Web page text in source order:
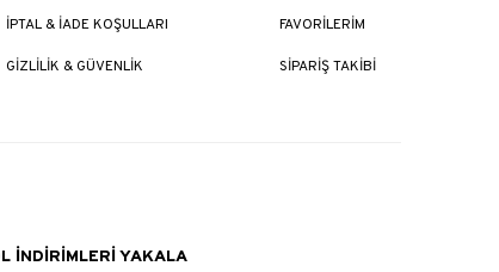
İPTAL & İADE KOŞULLARI
GİZLİLİK & GÜVENLİK
FAVORİLERİM
SİPARİŞ TAKİBİ
İNDİRİMLERİ YAKALA